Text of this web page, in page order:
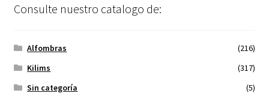
Consulte nuestro catalogo de:
Alfombras
(216)
Kilims
(317)
Sin categoría
(5)